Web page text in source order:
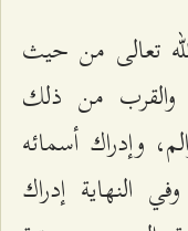
تعالى من حيث
والقرب من ذلك
وإدراك أسمائه
النهاية إدراك